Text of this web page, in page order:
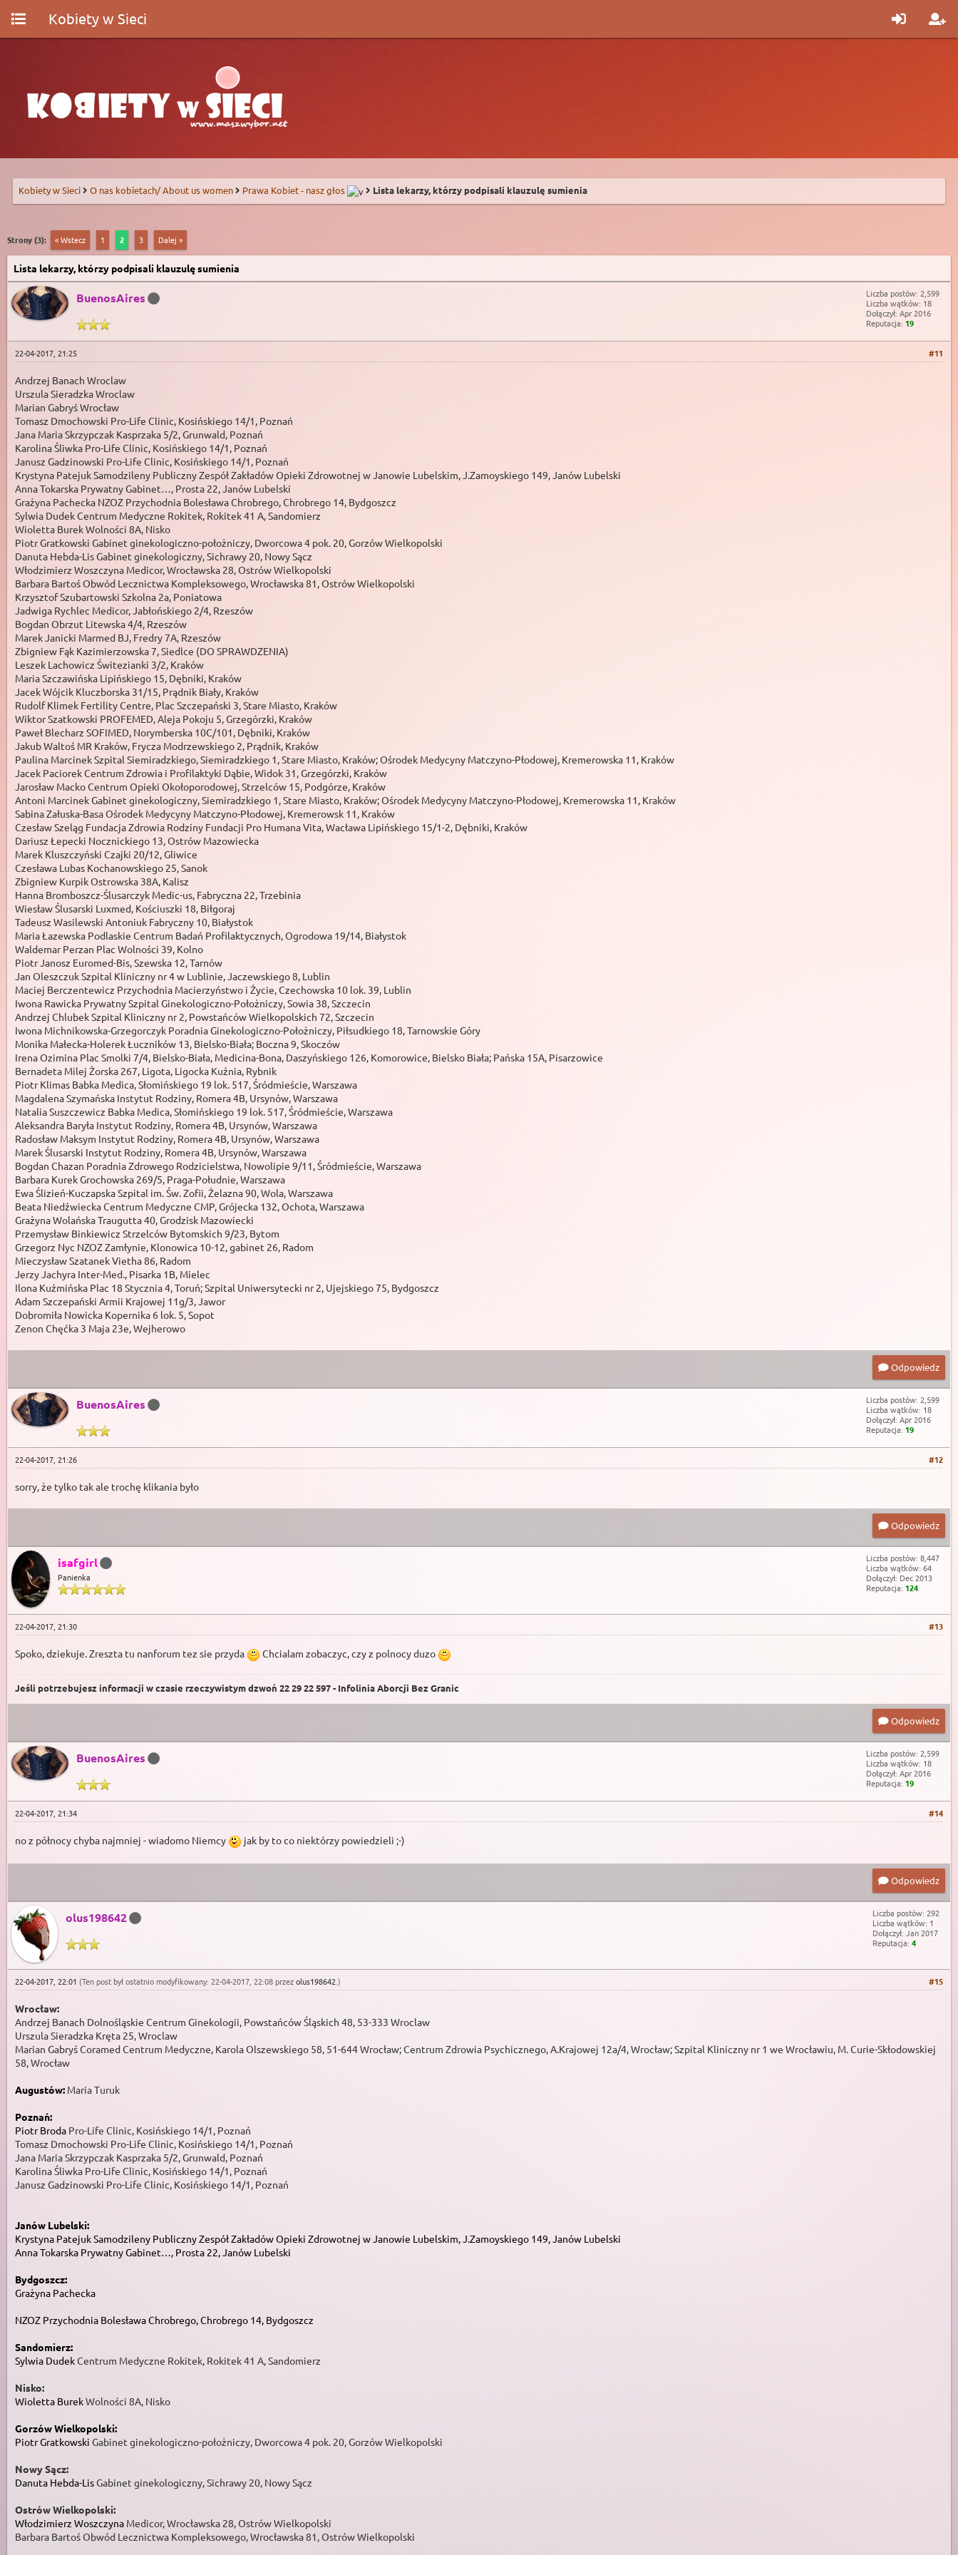
Kobiety w Sieci
Kobiety w Sieci O nas kobietach/ About us women Prawa Kobiet - nasz głos Lista lekarzy, którzy podpisali klauzulę sumienia
Strony (3): « Wstecz 1 2 3 Dalej »
Lista lekarzy, którzy podpisali klauzulę sumienia
BuenosAires
Liczba postów: 2,599
Liczba wątków: 18
Dołączył: Apr 2016
Reputacja: 19
#11
22-04-2017, 21:25
Andrzej Banach Wroclaw
Urszula Sieradzka Wroclaw
Marian Gabryś Wrocław
Tomasz Dmochowski Pro-Life Clinic, Kosińskiego 14/1, Poznań
Jana Maria Skrzypczak Kasprzaka 5/2, Grunwald, Poznań
Karolina Śliwka Pro-Life Clinic, Kosińskiego 14/1, Poznań
Janusz Gadzinowski Pro-Life Clinic, Kosińskiego 14/1, Poznań
Krystyna Patejuk Samodzileny Publiczny Zespół Zakładów Opieki Zdrowotnej w Janowie Lubelskim, J.Zamoyskiego 149, Janów Lubelski
Anna Tokarska Prywatny Gabinet…, Prosta 22, Janów Lubelski
Grażyna Pachecka NZOZ Przychodnia Bolesława Chrobrego, Chrobrego 14, Bydgoszcz
Sylwia Dudek Centrum Medyczne Rokitek, Rokitek 41 A, Sandomierz
Wioletta Burek Wolności 8A, Nisko
Piotr Gratkowski Gabinet ginekologiczno-położniczy, Dworcowa 4 pok. 20, Gorzów Wielkopolski
Danuta Hebda-Lis Gabinet ginekologiczny, Sichrawy 20, Nowy Sącz
Włodzimierz Woszczyna Medicor, Wrocławska 28, Ostrów Wielkopolski
Barbara Bartoś Obwód Lecznictwa Kompleksowego, Wrocławska 81, Ostrów Wielkopolski
Krzysztof Szubartowski Szkolna 2a, Poniatowa
Jadwiga Rychlec Medicor, Jabłońskiego 2/4, Rzeszów
Bogdan Obrzut Litewska 4/4, Rzeszów
Marek Janicki Marmed BJ, Fredry 7A, Rzeszów
Zbigniew Fąk Kazimierzowska 7, Siedlce (DO SPRAWDZENIA)
Leszek Lachowicz Świtezianki 3/2, Kraków
Maria Szczawińska Lipińskiego 15, Dębniki, Kraków
Jacek Wójcik Kluczborska 31/15, Prądnik Biały, Kraków
Rudolf Klimek Fertility Centre, Plac Szczepański 3, Stare Miasto, Kraków
Wiktor Szatkowski PROFEMED, Aleja Pokoju 5, Grzegórzki, Kraków
Paweł Blecharz SOFIMED, Norymberska 10C/101, Dębniki, Kraków
Jakub Waltoś MR Kraków, Frycza Modrzewskiego 2, Prądnik, Kraków
Paulina Marcinek Szpital Siemiradzkiego, Siemiradzkiego 1, Stare Miasto, Kraków; Ośrodek Medycyny Matczyno-Płodowej, Kremerowska 11, Kraków
Jacek Paciorek Centrum Zdrowia i Profilaktyki Dąbie, Widok 31, Grzegórzki, Kraków
Jarosław Macko Centrum Opieki Okołoporodowej, Strzelców 15, Podgórze, Kraków
Antoni Marcinek Gabinet ginekologiczny, Siemiradzkiego 1, Stare Miasto, Kraków; Ośrodek Medycyny Matczyno-Płodowej, Kremerowska 11, Kraków
Sabina Załuska-Basa Ośrodek Medycyny Matczyno-Płodowej, Kremerowsk 11, Kraków
Czesław Szeląg Fundacja Zdrowia Rodziny Fundacji Pro Humana Vita, Wacława Lipińskiego 15/1-2, Dębniki, Kraków
Dariusz Łepecki Nocznickiego 13, Ostrów Mazowiecka
Marek Kluszczyński Czajki 20/12, Gliwice
Czesława Lubas Kochanowskiego 25, Sanok
Zbigniew Kurpik Ostrowska 38A, Kalisz
Hanna Bromboszcz-Ślusarczyk Medic-us, Fabryczna 22, Trzebinia
Wiesław Ślusarski Luxmed, Kościuszki 18, Biłgoraj
Tadeusz Wasilewski Antoniuk Fabryczny 10, Białystok
Maria Łazewska Podlaskie Centrum Badań Profilaktycznych, Ogrodowa 19/14, Białystok
Waldemar Perzan Plac Wolności 39, Kolno
Piotr Janosz Euromed-Bis, Szewska 12, Tarnów
Jan Oleszczuk Szpital Kliniczny nr 4 w Lublinie, Jaczewskiego 8, Lublin
Maciej Berczentewicz Przychodnia Macierzyństwo i Życie, Czechowska 10 lok. 39, Lublin
Iwona Rawicka Prywatny Szpital Ginekologiczno-Położniczy, Sowia 38, Szczecin
Andrzej Chlubek Szpital Kliniczny nr 2, Powstańców Wielkopolskich 72, Szczecin
Iwona Michnikowska-Grzegorczyk Poradnia Ginekologiczno-Położniczy, Piłsudkiego 18, Tarnowskie Góry
Monika Małecka-Holerek Łuczników 13, Bielsko-Biała; Boczna 9, Skoczów
Irena Ozimina Plac Smolki 7/4, Bielsko-Biała, Medicina-Bona, Daszyńskiego 126, Komorowice, Bielsko Biała; Pańska 15A, Pisarzowice
Bernadeta Milej Żorska 267, Ligota, Ligocka Kuźnia, Rybnik
Piotr Klimas Babka Medica, Słomińskiego 19 lok. 517, Śródmieście, Warszawa
Magdalena Szymańska Instytut Rodziny, Romera 4B, Ursynów, Warszawa
Natalia Suszczewicz Babka Medica, Słomińskiego 19 lok. 517, Śródmieście, Warszawa
Aleksandra Baryła Instytut Rodziny, Romera 4B, Ursynów, Warszawa
Radosław Maksym Instytut Rodziny, Romera 4B, Ursynów, Warszawa
Marek Ślusarski Instytut Rodziny, Romera 4B, Ursynów, Warszawa
Bogdan Chazan Poradnia Zdrowego Rodzicielstwa, Nowolipie 9/11, Śródmieście, Warszawa
Barbara Kurek Grochowska 269/5, Praga-Południe, Warszawa
Ewa Ślizień-Kuczapska Szpital im. Św. Zofii, Żelazna 90, Wola, Warszawa
Beata Niedźwiecka Centrum Medyczne CMP, Grójecka 132, Ochota, Warszawa
Grażyna Wolańska Traugutta 40, Grodzisk Mazowiecki
Przemysław Binkiewicz Strzelców Bytomskich 9/23, Bytom
Grzegorz Nyc NZOZ Zamłynie, Klonowica 10-12, gabinet 26, Radom
Mieczysław Szatanek Vietha 86, Radom
Jerzy Jachyra Inter-Med., Pisarka 1B, Mielec
Ilona Kuźmińska Plac 18 Stycznia 4, Toruń; Szpital Uniwersytecki nr 2, Ujejskiego 75, Bydgoszcz
Adam Szczepański Armii Krajowej 11g/3, Jawor
Dobromiła Nowicka Kopernika 6 lok. 5, Sopot
Zenon Chęćka 3 Maja 23e, Wejherowo
Odpowiedz
BuenosAires
Liczba postów: 2,599
Liczba wątków: 18
Dołączył: Apr 2016
Reputacja: 19
#12
22-04-2017, 21:26
sorry, że tylko tak ale trochę klikania było
Odpowiedz
isafgirl
Panienka
Liczba postów: 8,447
Liczba wątków: 64
Dołączył: Dec 2013
Reputacja: 124
#13
22-04-2017, 21:30
Spoko, dziekuje. Zreszta tu nanforum tez sie przyda Chcialam zobaczyc, czy z polnocy duzo
Jeśli potrzebujesz informacji w czasie rzeczywistym dzwoń 22 29 22 597 - Infolinia Aborcji Bez Granic
Odpowiedz
BuenosAires
Liczba postów: 2,599
Liczba wątków: 18
Dołączył: Apr 2016
Reputacja: 19
#14
22-04-2017, 21:34
no z północy chyba najmniej - wiadomo Niemcy jak by to co niektórzy powiedzieli ;-)
Odpowiedz
olus198642
Liczba postów: 292
Liczba wątków: 1
Dołączył: Jan 2017
Reputacja: 4
#15
22-04-2017, 22:01 (Ten post był ostatnio modyfikowany: 22-04-2017, 22:08 przezolus198642.)
Wrocław:
Andrzej Banach Dolnośląskie Centrum Ginekologii, Powstańców Śląskich 48, 53-333 Wroclaw
Urszula Sieradzka Kręta 25, Wroclaw
Marian Gabryś Coramed Centrum Medyczne, Karola Olszewskiego 58, 51-644 Wrocław; Centrum Zdrowia Psychicznego, A.Krajowej 12a/4, Wrocław; Szpital Kliniczny nr 1 we Wrocławiu, M. Curie-Skłodowskiej
58, Wrocław
Augustów: Maria Turuk
Poznań:
Piotr Broda Pro-Life Clinic, Kosińskiego 14/1, Poznań
Tomasz Dmochowski Pro-Life Clinic, Kosińskiego 14/1, Poznań
Jana Maria Skrzypczak Kasprzaka 5/2, Grunwald, Poznań
Karolina Śliwka Pro-Life Clinic, Kosińskiego 14/1, Poznań
Janusz Gadzinowski Pro-Life Clinic, Kosińskiego 14/1, Poznań
Janów Lubelski:
Krystyna PatejukSamodzileny Publiczny Zespół Zakładów Opieki Zdrowotnej w Janowie Lubelskim, J.Zamoyskiego 149, Janów Lubelski
Anna Tokarska Prywatny Gabinet…, Prosta 22, Janów Lubelski
Bydgoszcz:
Grażyna Pachecka
NZOZ Przychodnia Bolesława Chrobrego, Chrobrego 14, Bydgoszcz
Sandomierz:
Sylwia DudekCentrum Medyczne Rokitek, Rokitek 41 A, Sandomierz
Nisko:
Wioletta BurekWolności 8A, Nisko
Gorzów Wielkopolski:
Piotr Gratkowski Gabinet ginekologiczno-położniczy, Dworcowa 4 pok. 20, Gorzów Wielkopolski
Nowy Sącz:
Danuta Hebda-LisGabinet ginekologiczny, Sichrawy 20, Nowy Sącz
Ostrów Wielkopolski:
Włodzimierz Woszczyna Medicor, Wrocławska 28, Ostrów Wielkopolski
Barbara Bartoś Obwód Lecznictwa Kompleksowego, Wrocławska 81, Ostrów Wielkopolski